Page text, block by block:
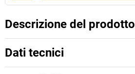
Descrizione del prodotto
Dati tecnici